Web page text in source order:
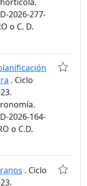
2026-277-
o C. D.
. Ciclo
2026-164-
o C.D.
. Ciclo